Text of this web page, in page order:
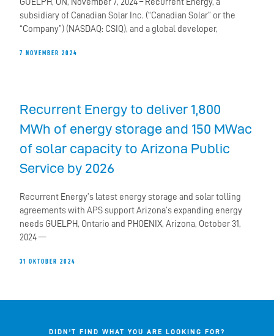
GUELPH, ON, November 7, 2024 – Recurrent Energy, a
subsidiary of Canadian Solar Inc. (“Canadian Solar” or the
“Company”) (NASDAQ: CSIQ), and a global developer,
7 NOVEMBER 2024
Recurrent Energy to deliver 1,800
MWh of energy storage and 150 MWac
of solar capacity to Arizona Public
Service by 2026
Recurrent Energy’s latest energy storage and solar tolling
agreements with APS support Arizona’s expanding energy
needs GUELPH, Ontario and PHOENIX, Arizona, October 31,
2024 —
31 OKTOBER 2024
DIDN'T FIND WHAT YOU ARE LOOKING FOR?